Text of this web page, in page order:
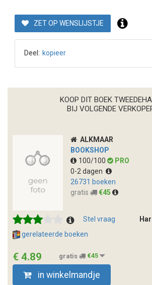
ZET OP WENSLIJSTJE
Deel: kopieer
KOOP DIT BOEK
BIJ VOLGENDE
ALKMAAR
BOOKSHOP
100/100
PRO
0-2 dagen
26731 boeken
gratis
€45
Stel vraag
gerelateerde boeken
€ 4.89 gratis €45
in winkelmandje